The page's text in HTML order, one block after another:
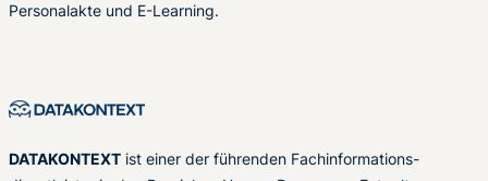
Personalakte und E-Learning.
DATAKONTEXT ist einer der führenden Fachinformations-